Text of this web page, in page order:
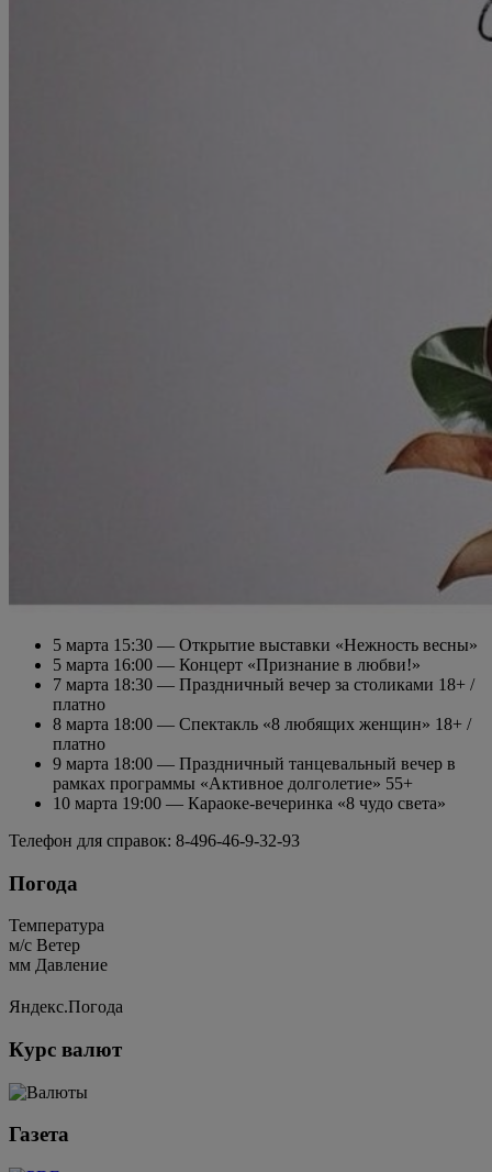
5 марта 15:30 — Открытие выставки «Нежность весны»
5 марта 16:00 — Концерт «Признание в любви!»
7 марта 18:30 — Праздничный вечер за столиками 18+ /
платно
8 марта 18:00 — Спектакль «8 любящих женщин» 18+ /
платно
9 марта 18:00 — Праздничный танцевальный вечер в
рамках программы «Активное долголетие» 55+
10 марта 19:00 — Караоке-вечеринка «8 чудо света»
Телефон для справок: 8-496-46-9-32-93
Погода
Температура
м/c Ветер
мм Давление
Яндекс.Погода
Курс валют
Газета